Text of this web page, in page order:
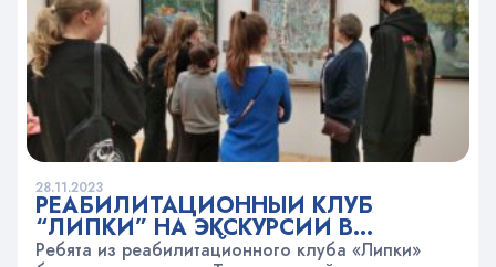
28.11.2023
РЕАБИЛИТАЦИОННЫЙ КЛУБ
“ЛИПКИ” НА ЭКСКУРСИИ В
ТРЕТЬЯКОВСКОЙ ГАЛЕРЕЕ
Ребята из реабилитационного клуба «Липки»